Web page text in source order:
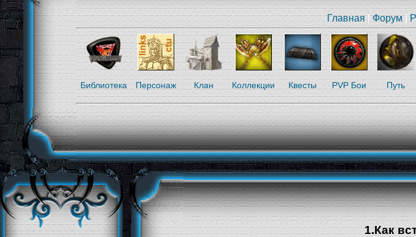
Главная|Форум|
Библиотека Персонаж Клан Коллекции Квесты PVP Бои Путь
1.Как